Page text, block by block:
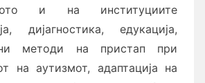
и на институциите
дијагностика, едукација,
методи на пристап при
на аутизмот, адаптација на